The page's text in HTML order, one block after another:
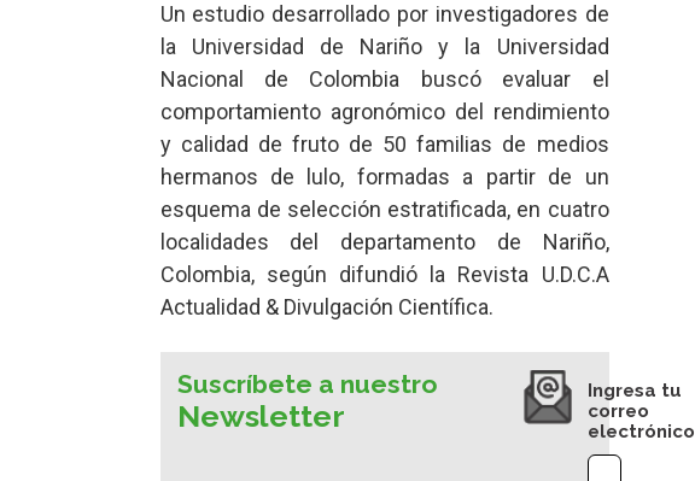
Un estudio desarrollado por investigadores de
la Universidad de Nariño y la Universidad
Nacional de Colombia buscó evaluar el
comportamiento agronómico del rendimiento
y calidad de fruto de 50 familias de medios
hermanos de lulo, formadas a partir de un
esquema de selección estratificada, en cuatro
localidades del departamento de Nariño,
Colombia, según difundió la Revista U.D.C.A
Actualidad & Divulgación Científica.
Suscríbete a nuestro
Newsletter
Ingresa tu
correo
electrónico